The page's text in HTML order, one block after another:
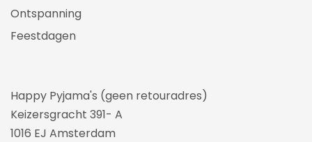
Ontspanning
Feestdagen
Happy Pyjama's (geen retouradres)
Keizersgracht 391- A
1016 EJ Amsterdam